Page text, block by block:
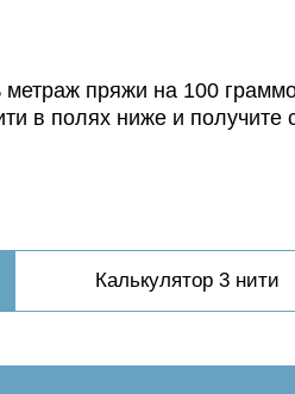
метраж пряжи на 100
в полях ниже и получите
Калькулятор 3 нити